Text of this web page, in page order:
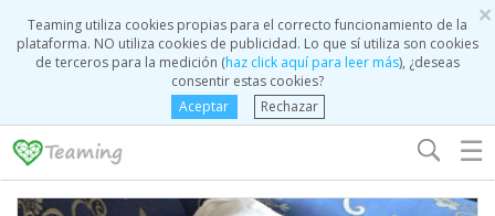
×
Teaming utiliza cookies propias para el correcto funcionamiento de la
plataforma. NO utiliza cookies de publicidad. Lo que sí utiliza son cookies
de terceros para la medición (haz click aquí para leer más), ¿deseas
consentir estas cookies?
Aceptar
Rechazar
☰